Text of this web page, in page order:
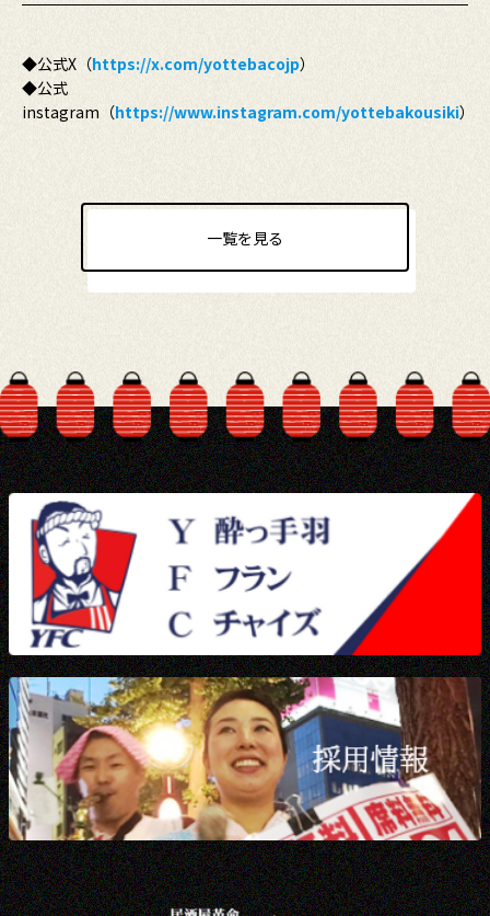
◆公式X（https://x.com/yottebacojp）
◆公式
instagram（https://www.instagram.com/yottebakousiki）
一覧を見る